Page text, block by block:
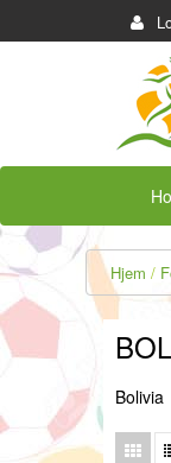
Hjem
Bolivia